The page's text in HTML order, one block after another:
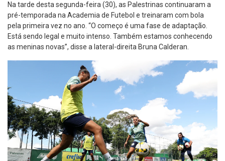
Na tarde desta segunda-feira (30), as Palestrinas continuaram a
pré-temporada na Academia de Futebol e treinaram com bola
pela primeira vez no ano. “O começo é uma fase de adaptação.
Está sendo legal e muito intenso. Também estamos conhecendo
as meninas novas”, disse a lateral-direita Bruna Calderan.